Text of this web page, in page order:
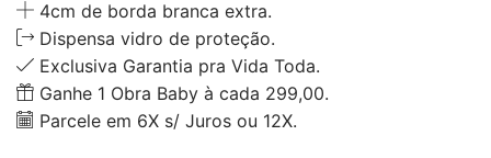
4cm de borda branca extra.
Dispensa vidro de proteção.
Exclusiva Garantia pra Vida Toda.
Ganhe 1 Obra Baby à cada 299,00.
Parcele em 6X s/ Juros ou 12X.